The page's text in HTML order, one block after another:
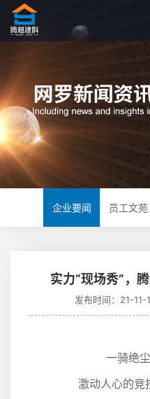
企业要闻 员工文苑
实力“现场秀”，
发布时间：21-
一骑绝
激动人心的竞